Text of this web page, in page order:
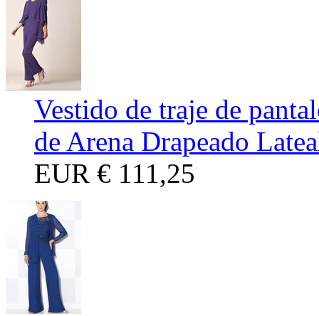
Vestido de traje de
de Arena Drapeado
EUR € 111,25